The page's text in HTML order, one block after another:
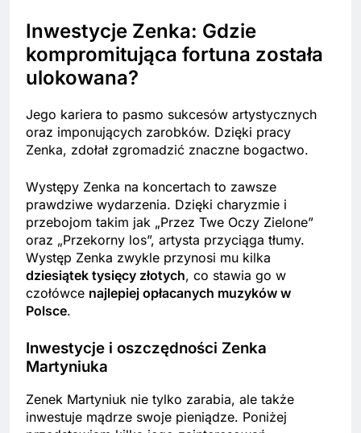
Inwestycje Zenka: Gdzie
kompromitująca fortuna została
ulokowana?
Jego kariera to pasmo sukcesów artystycznych
oraz imponujących zarobków. Dzięki pracy
Zenka, zdołał zgromadzić znaczne bogactwo.
Występy Zenka na koncertach to zawsze
prawdziwe wydarzenia. Dzięki charyzmie i
przebojom takim jak „Przez Twe Oczy Zielone”
oraz „Przekorny los”, artysta przyciąga tłumy.
Występ Zenka zwykle przynosi mu kilka
dziesiątek tysięcy złotych, co stawia go w
czołówce najlepiej opłacanych muzyków w
Polsce.
Inwestycje i oszczędności Zenka
Martyniuka
Zenek Martyniuk nie tylko zarabia, ale także
inwestuje mądrze swoje pieniądze. Poniżej